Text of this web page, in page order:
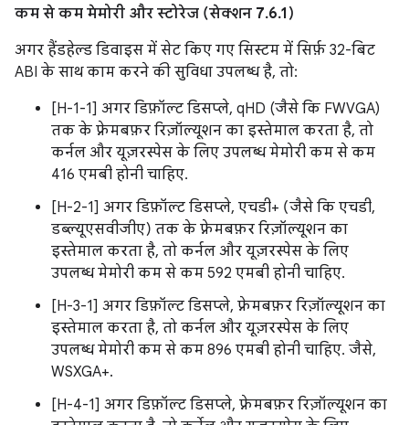
कम से कम मेमोरी और स्टोरेज (सेक्शन 7.6.1)
अगर हैंडहेल्ड डिवाइस में सेट किए गए सिस्टम में सिर्फ़ 32-बिट
ABI के साथ काम करने की सुविधा उपलब्ध है, तो:
[H-1-1] अगर डिफ़ॉल्ट डिसप्ले, qHD (जैसे कि FWVGA)
तक के फ़्रेमबफ़र रिज़ॉल्यूशन का इस्तेमाल करता है, तो
कर्नल और यूज़रस्पेस के लिए उपलब्ध मेमोरी कम से कम
416 एमबी होनी चाहिए.
[H-2-1] अगर डिफ़ॉल्ट डिसप्ले, एचडी+ (जैसे कि एचडी,
डब्ल्यूएसवीजीए) तक के फ़्रेमबफ़र रिज़ॉल्यूशन का
इस्तेमाल करता है, तो कर्नल और यूज़रस्पेस के लिए
उपलब्ध मेमोरी कम से कम 592 एमबी होनी चाहिए.
[H-3-1] अगर डिफ़ॉल्ट डिसप्ले, फ़्रेमबफ़र रिज़ॉल्यूशन का
इस्तेमाल करता है, तो कर्नल और यूज़रस्पेस के लिए
उपलब्ध मेमोरी कम से कम 896 एमबी होनी चाहिए. जैसे,
WSXGA+.
[H-4-1] अगर डिफ़ॉल्ट डिसप्ले, फ़्रेमबफ़र रिज़ॉल्यूशन का